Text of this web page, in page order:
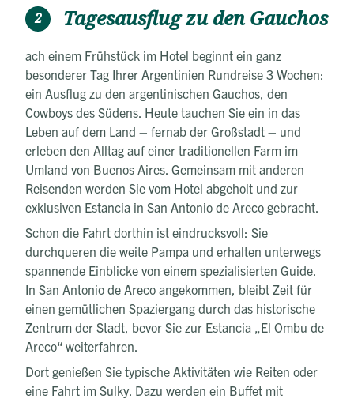
2 Tagesausflug zu den Gauchos
ach einem Frühstück im Hotel beginnt ein ganz
besonderer Tag Ihrer Argentinien Rundreise 3 Wochen:
ein Ausflug zu den argentinischen Gauchos, den
Cowboys des Südens. Heute tauchen Sie ein in das
Leben auf dem Land – fernab der Großstadt – und
erleben den Alltag auf einer traditionellen Farm im
Umland von Buenos Aires. Gemeinsam mit anderen
Reisenden werden Sie vom Hotel abgeholt und zur
exklusiven Estancia in San Antonio de Areco gebracht.
Schon die Fahrt dorthin ist eindrucksvoll: Sie
durchqueren die weite Pampa und erhalten unterwegs
spannende Einblicke von einem spezialisierten Guide.
In San Antonio de Areco angekommen, bleibt Zeit für
einen gemütlichen Spaziergang durch das historische
Zentrum der Stadt, bevor Sie zur Estancia „El Ombu de
Areco“ weiterfahren.
Dort genießen Sie typische Aktivitäten wie Reiten oder
eine Fahrt im Sulky. Dazu werden ein Buffet mit